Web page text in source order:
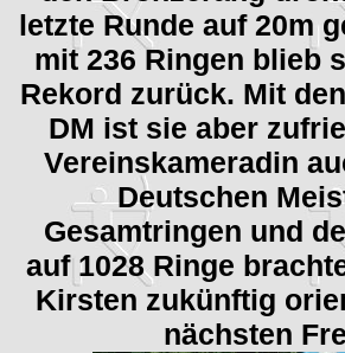
letzte Runde auf 20m
mit 236 Ringen blieb
Rekord zurück. Mit
DM ist sie aber
Vereinskameradin
Deutschen
Gesamtringen und
auf 1028 Ringe
Kirsten zukünftig
nächsten